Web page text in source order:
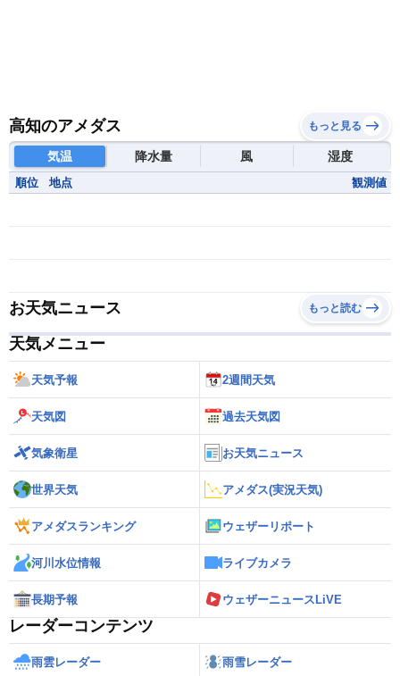
高知のアメダス もっと見る
気温 降水量 風 湿度
順位 地点 観測値
お天気ニュース もっと読む
天気メニュー
天気予報 2週間天気
天気図 過去天気図
気象衛星 お天気ニュース
世界天気 アメダス(実況天気)
アメダスランキング ウェザーリポート
河川水位情報 ライブカメラ
長期予報 ウェザーニュースLiVE
レーダーコンテンツ
雨雲レーダー 雨雪レーダー